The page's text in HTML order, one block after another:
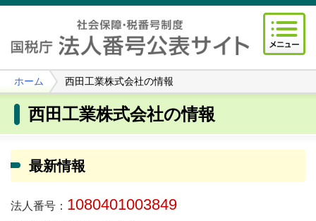
ホーム 西田工業株式会社の情報
西田工業株式会社の情報
最新情報
法人番号： 1080401003849